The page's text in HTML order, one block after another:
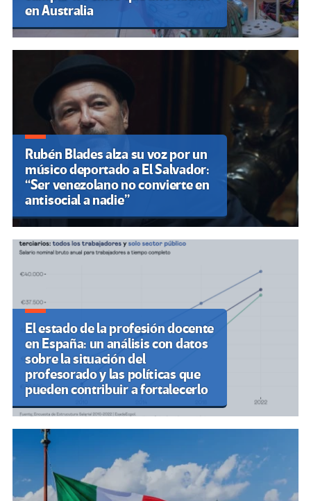
en Australia
Rubén Blades alza su voz por un
músico deportado a El Salvador:
“Ser venezolano no convierte en
antisocial a nadie”
El estado de la profesión docente
en España: un análisis con datos
sobre la situación del
profesorado y las políticas que
pueden contribuir a fortalecerlo